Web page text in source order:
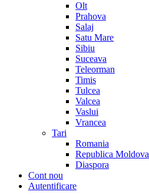
Olt
Prahova
Salaj
Satu Mare
Sibiu
Suceava
Teleorman
Timis
Tulcea
Valcea
Vaslui
Vrancea
Tari
Romania
Republica Moldova
Diaspora
Cont nou
Autentificare